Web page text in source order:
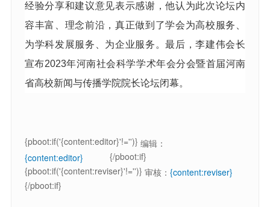
经验分享和建议意见表示感谢，他认为此次论坛内
容丰富、理念前沿，真正做到了学会为高校服务、
为学科发展服务、为企业服务。最后，李建伟会长
宣布2023年河南社会科学学术年会分会暨首届河南
省高校新闻与传播学院院长论坛闭幕。
{pboot:if('{content:editor}'!='')} 编辑：
{content:editor}
{/pboot:if}
{pboot:if('{content:reviser}'!='')} 审核： {content:reviser}
{/pboot:if}